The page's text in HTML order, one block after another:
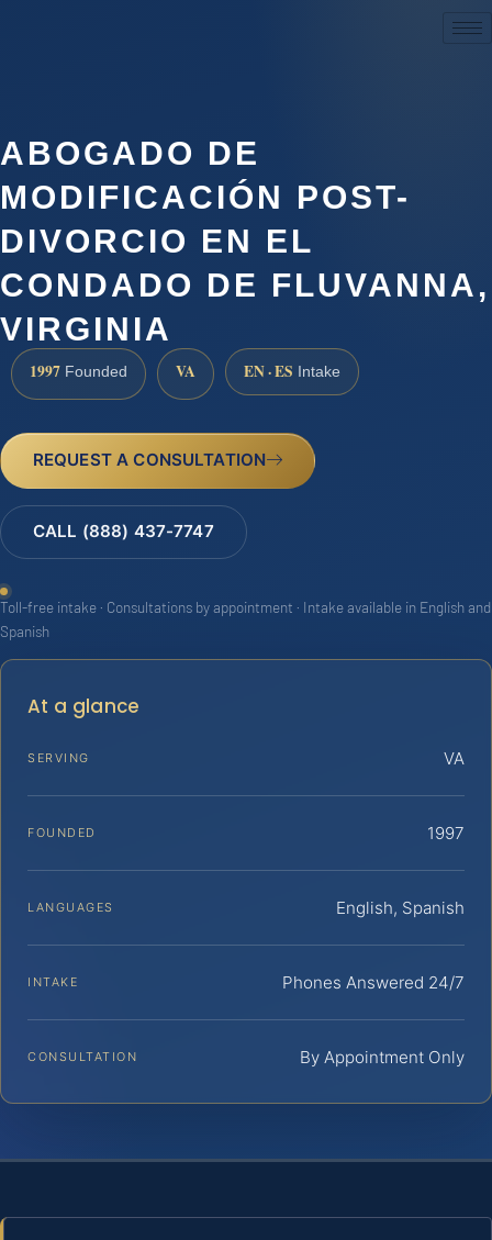
ABOGADO DE
MODIFICACIÓN POST-
DIVORCIO EN EL
CONDADO DE FLUVANNA,
VIRGINIA
1997 Founded VA EN · ES Intake
REQUEST A CONSULTATION
CALL (888) 437-7747
Toll-free intake · Consultations by appointment · Intake available in English and
Spanish
At a glance
SERVING VA
FOUNDED 1997
LANGUAGES English, Spanish
INTAKE Phones Answered 24/7
CONSULTATION By Appointment Only